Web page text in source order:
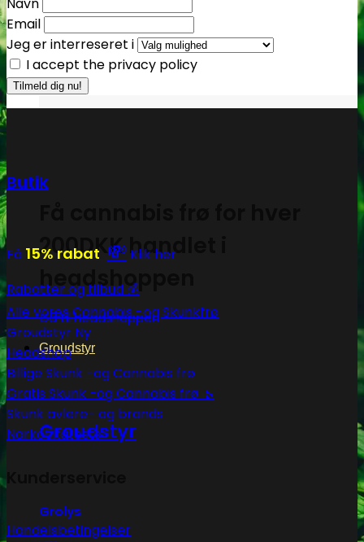
200DKK handlet i
headshoppen
Gå til headshoppen
Groudstyr
Groudstyr
Grolys
Email
Jeg er interreseret i
I accept the privacy policy
Butik
Få 15% rabat 💸 Klik her
Rabatter og tilbud 💰
Alle vores Cannabis -og Skunkfrø
Groudstyr
Headshop
Billige Skunk -og Cannabis frø
Gratis Skunk -og Cannabis frø 🌿
Skunk avlere- og brands
Narkotikatests
Handelsbetingelser